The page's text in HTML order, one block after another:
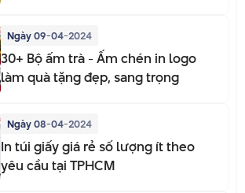
Ngày 09-04-2024
30+ Bộ ấm trà - Ấm chén in logo
làm quà tặng đẹp, sang trọng
Ngày 08-04-2024
In túi giấy giá rẻ số lượng ít theo
yêu cầu tại TPHCM